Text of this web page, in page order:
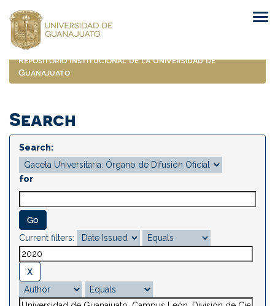
navigation
Repositorio Institucional de la Universidad de
Guanajuato
Search
Search:
for
Current filters: